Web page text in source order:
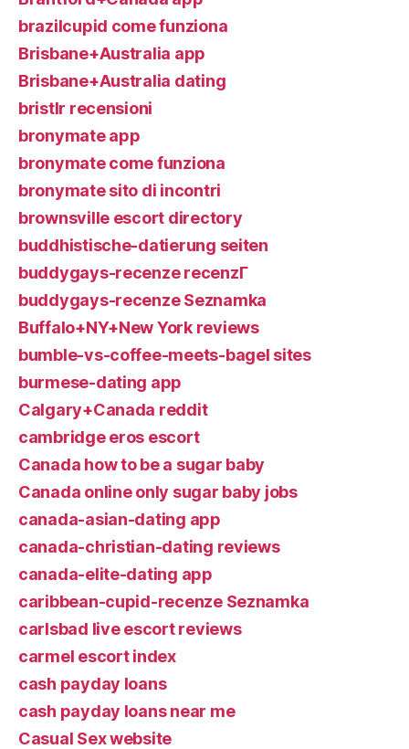
brazilcupid come funziona
Brisbane+Australia app
Brisbane+Australia dating
bristlr recensioni
bronymate app
bronymate come funziona
bronymate sito di incontri
brownsville escort directory
buddhistische-datierung seiten
buddygays-recenze recenzГ­
buddygays-recenze Seznamka
Buffalo+NY+New York reviews
bumble-vs-coffee-meets-bagel sites
burmese-dating app
Calgary+Canada reddit
cambridge eros escort
Canada how to be a sugar baby
Canada online only sugar baby jobs
canada-asian-dating app
canada-christian-dating reviews
canada-elite-dating app
caribbean-cupid-recenze Seznamka
carlsbad live escort reviews
carmel escort index
cash payday loans
cash payday loans near me
Casual Sex website